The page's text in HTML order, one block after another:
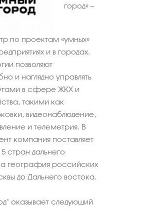
город» —
по проектам «умных»
и в городах.
позволяют
и наглядно управлять
в сфере ЖКХ и
такими как
видеонаблюдение,
и телеметрия. В
компания поставляет
стран дальнего
география российских
до Дальнего востока.
оказывает следующий